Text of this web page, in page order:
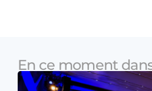
En ce moment